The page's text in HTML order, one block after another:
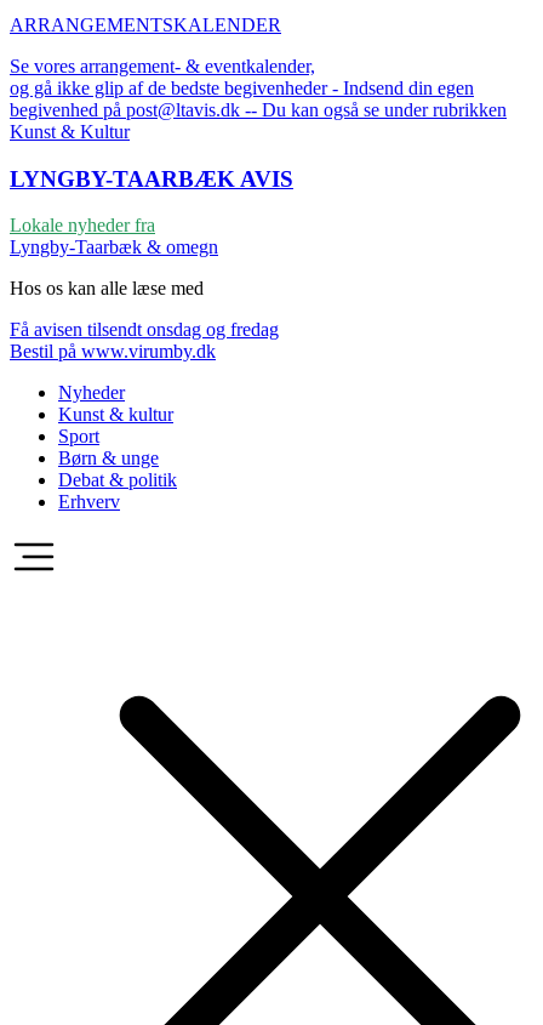
ARRANGEMENTSKALENDER
Se vores arrangement- & eventkalender,
og gå ikke glip af de bedste begivenheder - Indsend din egen
begivenhed på post@ltavis.dk -- Du kan også se under rubrikken
Kunst & Kultur
LYNGBY-TAARBÆK AVIS
Lokale nyheder fra
Lyngby-Taarbæk & omegn
Hos os kan alle læse med
Få avisen tilsendt onsdag og fredag
Bestil på www.virumby.dk
Nyheder
Kunst & kultur
Sport
Børn & unge
Debat & politik
Erhverv